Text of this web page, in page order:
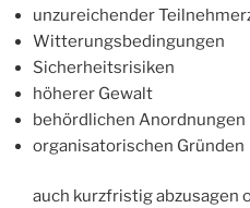
unzureichender
Witterungsbedingungen
Sicherheitsrisiken
höherer Gewalt
behördlichen Anordnungen
organisatorischen Gründen
auch kurzfristig abzusagen